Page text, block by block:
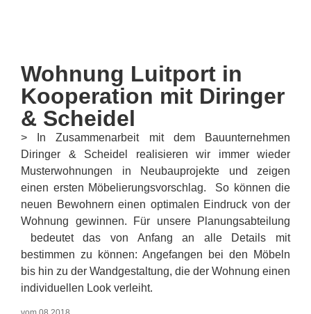
Wohnung Luitport in
Kooperation mit Diringer
& Scheidel
> In Zusammenarbeit mit dem Bauunternehmen
Diringer & Scheidel realisieren wir immer wieder
Musterwohnungen in Neubauprojekte und zeigen
einen ersten Möbelierungsvorschlag. So können die
neuen Bewohnern einen optimalen Eindruck von der
Wohnung gewinnen. Für unsere Planungsabteilung
bedeutet das von Anfang an alle Details mit
bestimmen zu können: Angefangen bei den Möbeln
bis hin zu der Wandgestaltung, die der Wohnung einen
individuellen Look verleiht.